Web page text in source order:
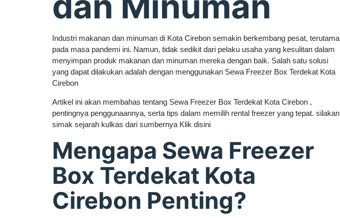
Industri makanan dan minuman di Kota Cirebon semakin berkembang pesat, terutama
pada masa pandemi ini. Namun, tidak sedikit dari pelaku usaha yang kesulitan dalam
menyimpan produk makanan dan minuman mereka dengan baik. Salah satu solusi
yang dapat dilakukan adalah dengan menggunakan Sewa Freezer Box Terdekat Kota
Cirebon
Artikel ini akan membahas tentang Sewa Freezer Box Terdekat Kota Cirebon ,
pentingnya penggunaannya, serta tips dalam memilih rental freezer yang tepat. silakan
simak sejarah kulkas dari sumbernya Klik disini
Mengapa Sewa Freezer
Box Terdekat Kota
Cirebon Penting?